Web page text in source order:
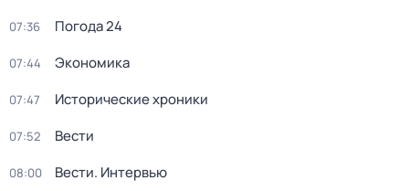
07:36 Погода 24
07:44 Экономика
07:47 Исторические хроники
07:52 Вести
08:00 Вести. Интервью